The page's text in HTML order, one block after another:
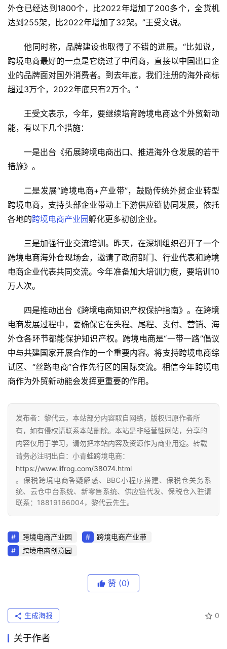
行
知
营
实
操
跨
境
医
药
仓
储
智
库
百
科
网
热
问
外仓已经达到1800个，比2022年增加了200多个，全货机
达到255架，比2022年增加了32架。”王受文说。
他同时称，品牌建设也取得了不错的进展。“比如说，
跨境电商最好的一点是它绕过了中间商，直接以中国出口企
业的品牌面对国外消费者。到去年底，我们注册的海外商标
超过3万个，2022年底只有2万个。”
王受文表示，今年，要继续培育跨境电商这个外贸新动
能，有以下几个措施：
一是出台《拓展跨境电商出口、推进海外仓发展的若干
措施》。
二是发展“跨境电商+产业带”，鼓励传统外贸企业转型
跨境电商，支持头部企业带动上下游供应链协同发展，依托
各地的跨境电商产业园孵化更多初创企业。
三是加强行业交流培训。昨天，在深圳组织召开了一个
跨境电商海外仓现场会，邀请了政府部门、行业代表和跨境
电商企业代表共同交流。今年准备加大培训力度，要培训10
万人次。
四是推动出台《跨境电商知识产权保护指南》。在跨境
电商发展过程中，要确保它在头程、尾程、支付、营销、海
外仓各环节都能保护知识产权。跨境电商是“一带一路”倡议
中与共建国家开展合作的一个重要内容。将支持跨境电商综
试区、“丝路电商”合作先行区的国际交流。相信今年跨境电
商作为外贸新动能会发挥更重要的作用。
发布者：黎代云，本站部分内容取自网络，版权归原作者所
有，如有侵权请联系本站删除。本站是非经营性网站，分享的
内容仅用于学习，请勿把本站内容及资源作为商业用途。转载
请务必注明出自：小青蛙跨境电商：
https://www.lifrog.com/38074.html
。保税跨境电商答疑解惑、BBC小程序搭建、保税仓关务系
统、云仓中台系统、新零售系统、供应链代发、保税仓入驻请
联系：18819166004，黎代云先生。
跨境电商产业园
跨境电商产业带
跨境电商创意园
赞 (0)
0
生成海报
关于作者